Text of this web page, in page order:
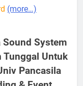
(more…)
Sound System
Tunggal Untuk
Pancasila